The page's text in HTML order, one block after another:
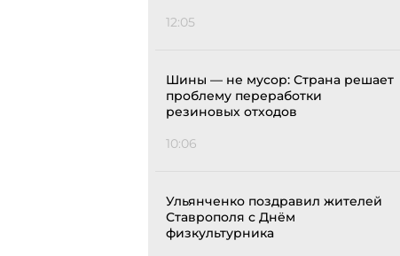
12:05
Шины — не мусор: Страна решает
проблему переработки
резиновых отходов
10:06
Ульянченко поздравил жителей
Ставрополя с Днём
физкультурника